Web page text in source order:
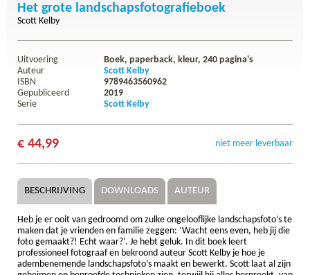
Het grote landschapsfotografieboek
Scott Kelby
Uitvoering Boek, paperback, kleur, 240 pagina's
Auteur
Scott Kelby
ISBN
9789463560962
Gepubliceerd
2019
Serie
Scott Kelby
€ 44,99 niet meer leverbaar
BESCHRIJVING DOWNLOADS AUTEUR
Heb je er ooit van gedroomd om zulke ongelooflijke landschapsfoto’s te
maken dat je vrienden en familie zeggen: ‘Wacht eens even, heb jij die
foto gemaakt?! Echt waar?’. Je hebt geluk. In dit boek leert
professioneel fotograaf en bekroond auteur Scott Kelby je hoe je
adembenemende landschapsfoto’s maakt en bewerkt. Scott laat al zijn